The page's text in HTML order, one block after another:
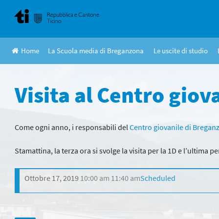
content
Home La Scuola media di Breganzona Le uscite di studio
Visita al Centro
Come ogni anno, i responsabili del Centro giovanile di
Stamattina, la terza ora si svolge la visita per la 1D e l’ultima
Ottobre 17, 2019 10:00 am 11:40 amScheduled